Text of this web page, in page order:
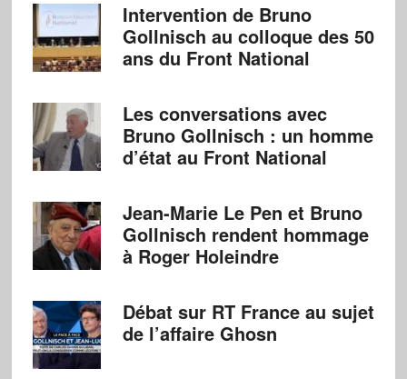
Intervention de Bruno
Gollnisch au colloque des 50
ans du Front National
Les conversations avec
Bruno Gollnisch : un homme
d’état au Front National
Jean-Marie Le Pen et Bruno
Gollnisch rendent hommage
à Roger Holeindre
Débat sur RT France au sujet
de l’affaire Ghosn